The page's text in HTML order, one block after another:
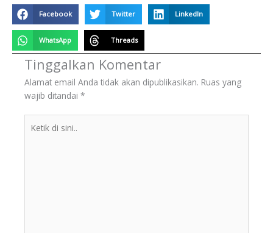
Facebook Twitter LinkedIn
WhatsApp Threads
Tinggalkan Komentar
Alamat email Anda tidak akan dipublikasikan. Ruas yang
wajib ditandai *